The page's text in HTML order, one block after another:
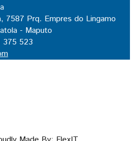
7587 Prq. Empres do Lingamo
- Maputo
375 523